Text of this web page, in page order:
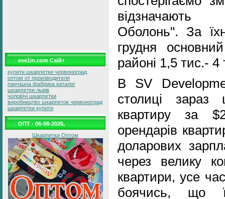
eve1in.com Саїйт
купити шкарпетки червоноград
оптом от производителя
панчішна фабрика каталог
шкарпетки львів
чоловічі шкарпетки
виробництво шкарпеток червоноград
шкарпетки купити
ОПТ - 06-08-2026,
Шкарпетки Оптом
відзначають
Оболонь". За
грудня
районі 1,5 тис.- 4
В SV
столиці зараз
квартиру за
орендарів
доларових
через велику
квартири, усе
боячись, що